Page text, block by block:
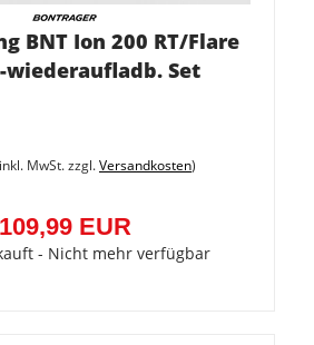
BNT Ion 200 RT/Flare
wiederaufladb. Set
MwSt. zzgl.Versandkosten)
109,99 EUR
- Nicht mehr verfügbar